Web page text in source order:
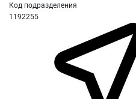
Код подразделения
1192255